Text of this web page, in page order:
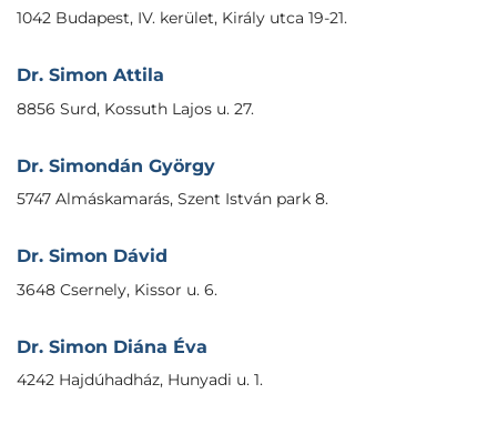
1042 Budapest, IV. kerület, Király utca 19-21.
Dr. Simon Attila
8856 Surd, Kossuth Lajos u. 27.
Dr. Simondán György
5747 Almáskamarás, Szent István park 8.
Dr. Simon Dávid
3648 Csernely, Kissor u. 6.
Dr. Simon Diána Éva
4242 Hajdúhadház, Hunyadi u. 1.